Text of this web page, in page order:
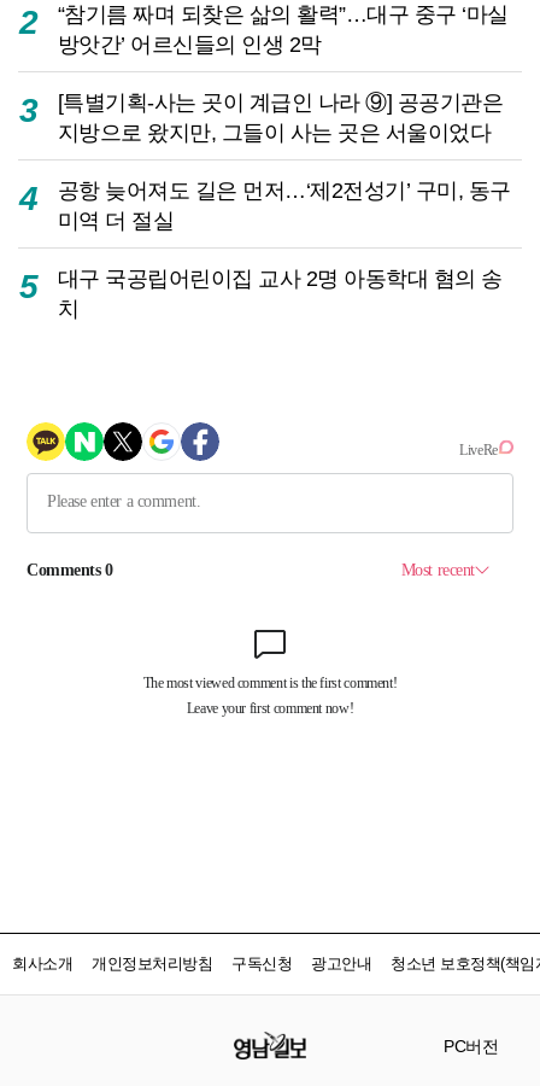
2
“참기름 짜며 되찾은 삶의 활력”…대구 중구 ‘마실
방앗간’ 어르신들의 인생 2막
3
[특별기획-사는 곳이 계급인 나라 ⑨] 공공기관은
지방으로 왔지만, 그들이 사는 곳은 서울이었다
4
공항 늦어져도 길은 먼저…‘제2전성기’ 구미, 동구
미역 더 절실
5
대구 국공립어린이집 교사 2명 아동학대 혐의 송
치
회사소개 개인정보처리방침 구독신청 광고안내 청소년 보호정책(책임
PC버전